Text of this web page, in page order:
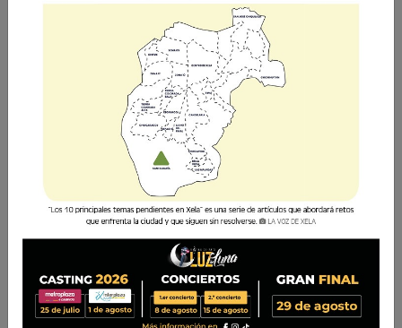
Tras su arribo a la capital, el detenido fue
puesto a disposición de las autoridades
judiciales competentes, quienes deberán
conocer el expediente.
La Voz de Xela 1 Junio 2026 09:08